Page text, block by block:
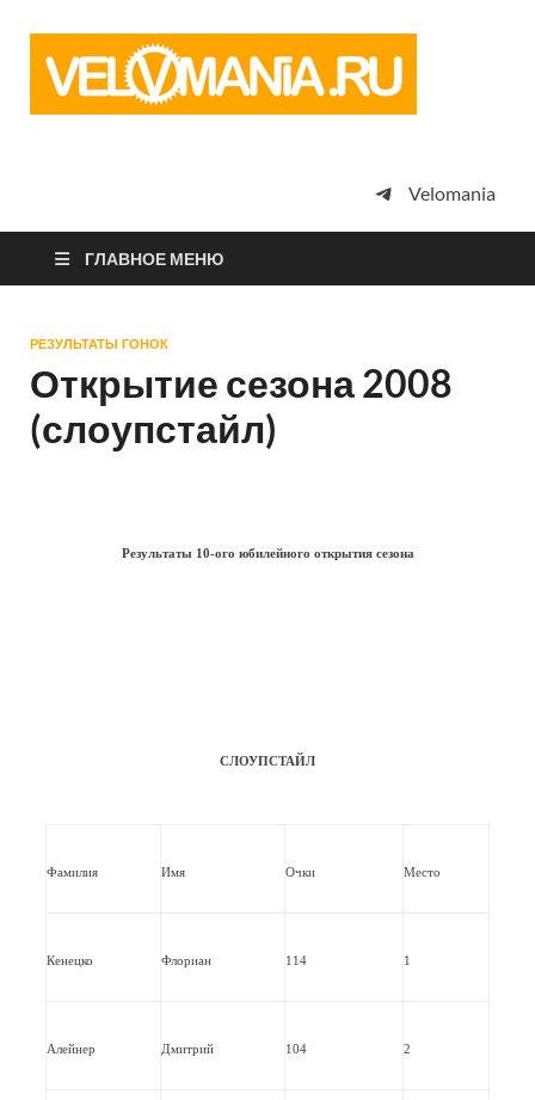
просто
Velomania
ГЛАВНОЕ МЕНЮ
РЕЗУЛЬТАТЫ ГОНОК
Открытие сезона 2008
(слоупстайл)
Результаты 10-ого юбилейного открытия сезона
СЛОУПСТАЙЛ
Фамилия Имя Очки Место
Кенецко Флориан 114 1
Алейнер Дмитрий 104 2